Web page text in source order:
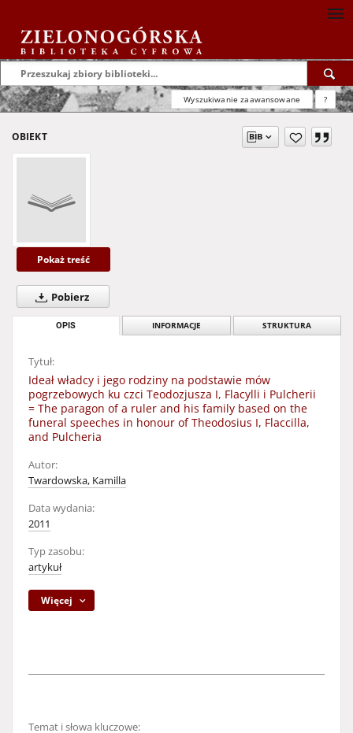
Wyszukiwanie zaawansowane ?
OBIEKT
Pokaż treść
Pobierz
OPIS INFORMACJE STRUKTURA
Tytuł:
Ideał władcy i jego rodziny na podstawie mów
pogrzebowych ku czci Teodozjusza I, Flacylli i Pulcherii
= The paragon of a ruler and his family based on the
funeral speeches in honour of Theodosius I, Flaccilla,
and Pulcheria
Autor:
Twardowska, Kamilla
Data wydania:
2011
Typ zasobu:
artykuł
Więcej
Temat i słowa kluczowe: